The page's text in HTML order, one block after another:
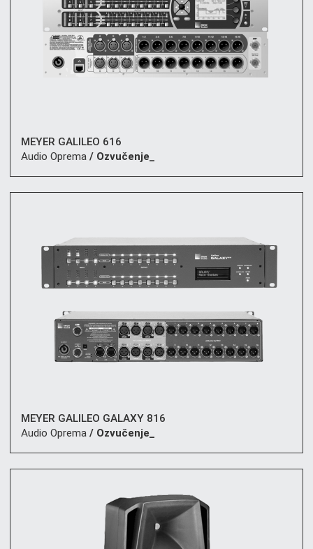
MEYER GALILEO 616
Audio Oprema / Ozvučenje_
MEYER GALILEO GALAXY 816
Audio Oprema / Ozvučenje_